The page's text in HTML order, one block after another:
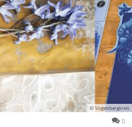
© Vogelsbergkreis
0